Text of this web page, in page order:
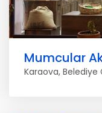
Mumcular
Karaova,